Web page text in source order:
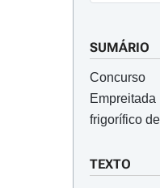
SUMÁRIO
Concurso
frigorífico
TEXTO